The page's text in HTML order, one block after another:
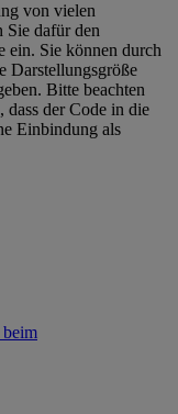
von vielen
Sie dafür den
ein. Sie können durch
Darstellungsgröße
Bitte beachten
dass der Code in die
Einbindung als